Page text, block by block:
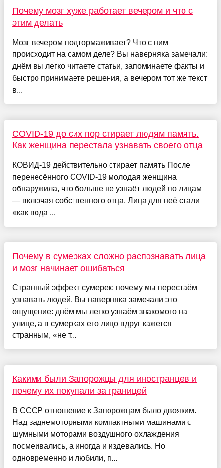
Почему мозг хуже работает вечером и что с
этим делать
Мозг вечером подтормаживает? Что с ним
происходит на самом деле? Вы наверняка замечали:
днём вы легко читаете статьи, запоминаете факты и
быстро принимаете решения, а вечером тот же текст
в...
COVID-19 до сих пор стирает людям память.
Как женщина перестала узнавать своего отца
КОВИД-19 действительно стирает память После
перенесённого COVID-19 молодая женщина
обнаружила, что больше не узнаёт людей по лицам
— включая собственного отца. Лица для неё стали
«как вода ...
Почему в сумерках сложно распознавать лица
и мозг начинает ошибаться
Странный эффект сумерек: почему мы перестаём
узнавать людей. Вы наверняка замечали это
ощущение: днём мы легко узнаём знакомого на
улице, а в сумерках его лицо вдруг кажется
странным, «не т...
Какими были Запорожцы для иностранцев и
почему их покупали за границей
В СССР отношение к Запорожцам было двояким.
Над заднемоторными компактными машинами с
шумными моторами воздушного охлаждения
посмеивались, а иногда и издевались. Но
одновременно и любили, п...